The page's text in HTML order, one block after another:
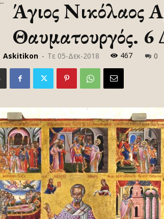
Άγιος Νικόλαος
Θαυματουργός. 6
Askitikon - Τε 05-Δεκ-2018 467 0